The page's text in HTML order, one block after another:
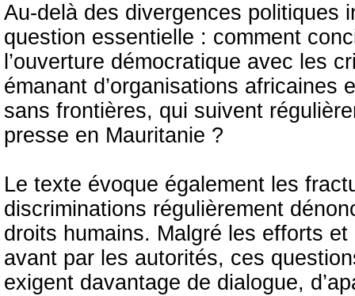
Au-delà des divergences politiques
question essentielle : comment
l’ouverture démocratique avec les
émanant d’organisations africaines
sans frontières, qui suivent
presse en Mauritanie ?
Le texte évoque également les
discriminations régulièrement
droits humains. Malgré les efforts
avant par les autorités, ces
exigent davantage de dialogue,